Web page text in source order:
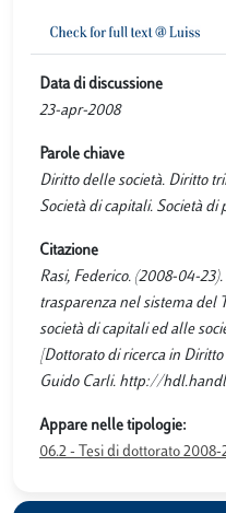
Data di discussione
23-apr-2008
Parole chiave
Diritto delle società. Diritto
Società di capitali. Società di
Citazione
Rasi, Federico. (2008-04-
trasparenza nel sistema del
società di capitali ed alle
[Dottorato di ricerca in
Guido Carli. http://
Appare nelle tipologie:
06.2 - Tesi di dottorato